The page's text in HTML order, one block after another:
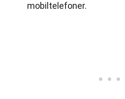
mobiltelefoner.